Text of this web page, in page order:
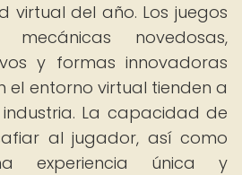
virtual del año. Los juegos
novedosas,
y formas innovadoras
el entorno virtual tienden a
La capacidad de
al jugador, así como
experiencia única y